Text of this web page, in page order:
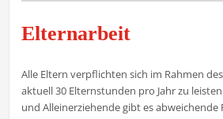
Elternarbeit
Alle Eltern verpflichten sich im Rahmen
aktuell 30 Elternstunden pro Jahr zu
und Alleinerziehende gibt es abweichende